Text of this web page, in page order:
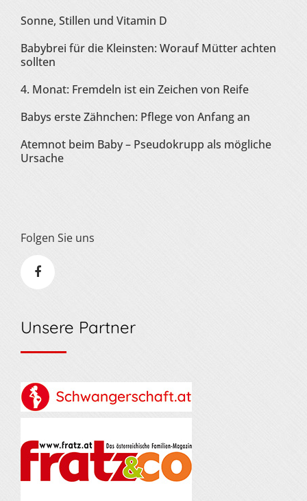
Sonne, Stillen und Vitamin D
Babybrei für die Kleinsten: Worauf Mütter achten
sollten
4. Monat: Fremdeln ist ein Zeichen von Reife
Babys erste Zähnchen: Pflege von Anfang an
Atemnot beim Baby – Pseudokrupp als mögliche
Ursache
Folgen Sie uns
Unsere Partner